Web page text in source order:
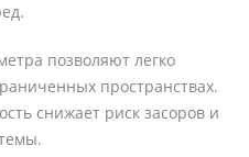
позволяют легко
пространствах.
снижает риск засоров и